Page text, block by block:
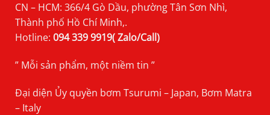
CN – HCM: 366/4 Gò Dầu, phường Tân Sơn Nhì,
Thành phố Hồ Chí Minh,.
Hotline: 094 339 9919( Zalo/Call)
” Mỗi sản phẩm, một niềm tin ”
Đại diện Ủy quyền bơm Tsurumi – Japan, Bơm Matra
– Italy